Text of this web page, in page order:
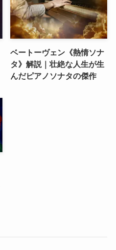
ベートーヴェン《熱情ソナ
タ》解説｜壮絶な人生が生
んだピアノソナタの傑作